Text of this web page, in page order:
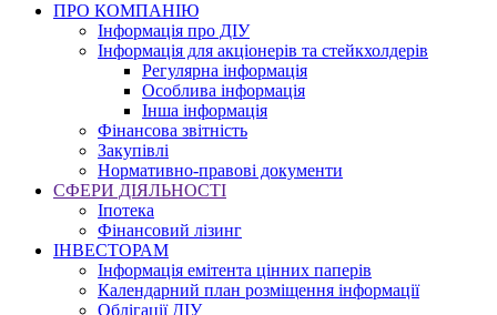
ПРО КОМПАНІЮ
Інформація про ДІУ
Інформація для акціонерів та стейкхолдерів
Регулярна інформація
Особлива інформація
Інша інформація
Фінансова звітність
Закупівлі
Нормативно-правові документи
СФЕРИ ДІЯЛЬНОСТІ
Іпотека
Фінансовий лізинг
ІНВЕСТОРАМ
Інформація емітента цінних паперів
Календарний план розміщення інформації
Облігації ДІУ